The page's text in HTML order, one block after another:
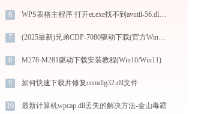
6 WPS表格主程序 打开et.exe找不到avutil-56.dll怎么办
7 (2025最新)兄弟CDP-7080驱动下载(官方Win10/Win11)
8 M278-M281驱动下载安装教程(Win10/Win11)
9 如何快速下载并修复comdlg32.dll文件
10 最新计算机wpcap.dll丢失的解决方法-金山毒霸